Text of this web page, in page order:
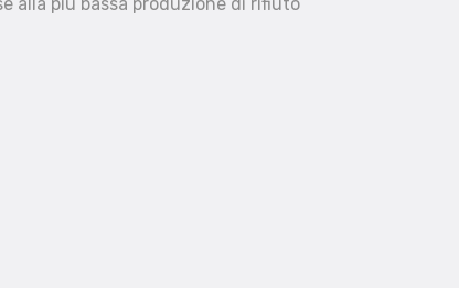
alla più bassa produzione di rifiuto